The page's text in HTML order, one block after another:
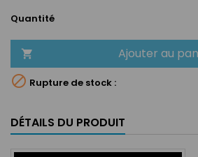
Quantité
 Ajouter au
 Rupture de stock :
DÉTAILS DU PRODUIT